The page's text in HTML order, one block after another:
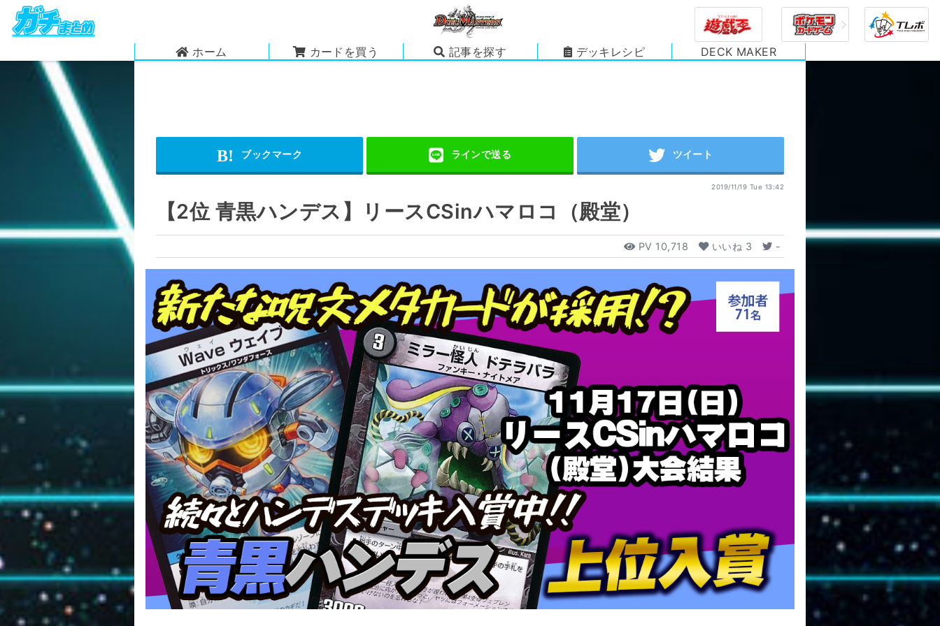
ホーム カードを買う 記事を探す デッキレシピ DECK MAKER
2019/11/19 Tue 13:42
【2位 青黒ハンデス】リースCSinハマロコ（殿堂）
PV 10,718 いいね 3 -